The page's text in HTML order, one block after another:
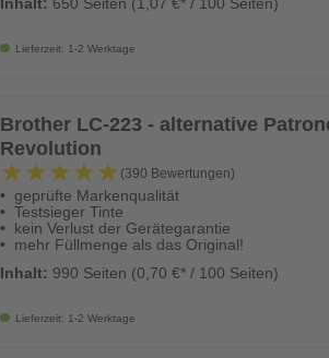
Lieferzeit: 1-2 Werktage
Brother LC-223 - alternative
Revolution
★★★★★
★★★★★ (390 Bewertungen)
geprüfte Markenqualität
Testsieger Tinte
kein Verlust der Gerätegarantie
mehr Füllmenge als das Original!
Inhalt: 990 Seiten (0,70 €* / 100 Seiten)
Lieferzeit: 1-2 Werktage